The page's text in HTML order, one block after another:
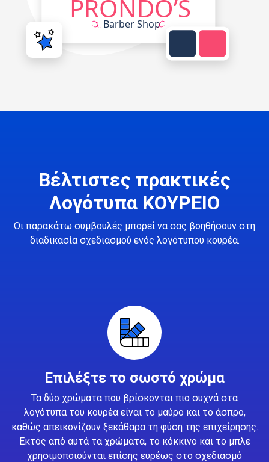
Βέλτιστες πρακτικές
Λογότυπα ΚΟΥΡΕΙΟ
Οι παρακάτω συμβουλές μπορεί να σας βοηθήσουν στη
διαδικασία σχεδιασμού ενός λογότυπου κουρέα.
Επιλέξτε το σωστό χρώμα
Τα δύο χρώματα που βρίσκονται πιο συχνά στα
λογότυπα του κουρέα είναι το μαύρο και το άσπρο,
καθώς απεικονίζουν ξεκάθαρα τη φύση της επιχείρησης.
Εκτός από αυτά τα χρώματα, το κόκκινο και το μπλε
χρησιμοποιούνται επίσης ευρέως στο σχεδιασμό